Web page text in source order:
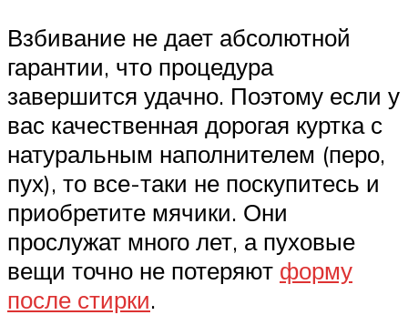
Взбивание не дает абсолютной
гарантии, что процедура
завершится удачно. Поэтому если у
вас качественная дорогая куртка с
натуральным наполнителем (перо,
пух), то все-таки не поскупитесь и
приобретите мячики. Они
прослужат много лет, а пуховые
вещи точно не потеряют форму
после стирки.